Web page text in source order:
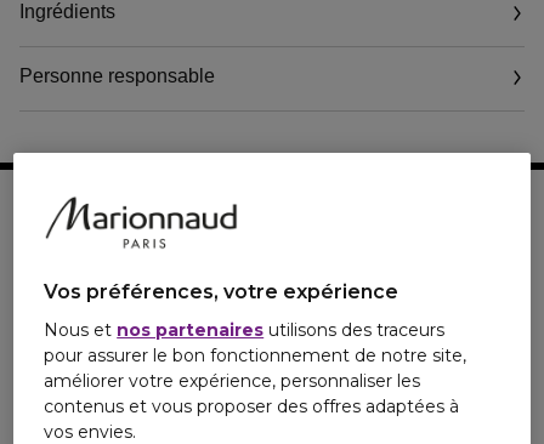
Ingrédients
Personne responsable
Vos préférences, votre expérience
Nous et nos partenaires utilisons des traceurs
pour assurer le bon fonctionnement de notre site,
améliorer votre expérience, personnaliser les
contenus et vous proposer des offres adaptées à
vos envies.